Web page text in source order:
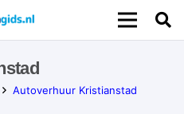
Autoverhuur Kristianstad